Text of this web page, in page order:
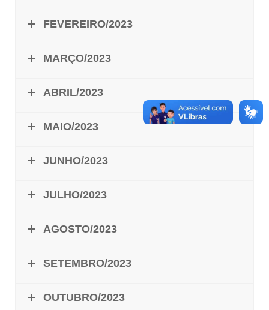
FEVEREIRO/2023
MARÇO/2023
ABRIL/2023
MAIO/2023
JUNHO/2023
JULHO/2023
AGOSTO/2023
SETEMBRO/2023
OUTUBRO/2023